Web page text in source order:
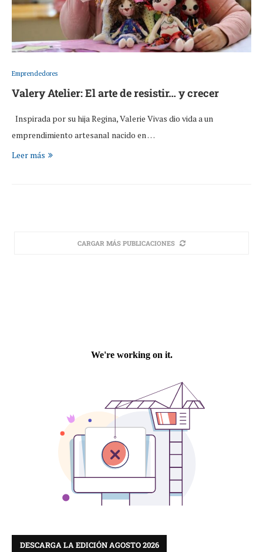
Emprendedores
Valery Atelier: El arte de resistir… y crecer
Inspirada por su hija Regina, Valerie Vivas dio vida a un
emprendimiento artesanal nacido en …
Leer más
CARGAR MÁS PUBLICACIONES
DESCARGA LA EDICIÓN AGOSTO 2026